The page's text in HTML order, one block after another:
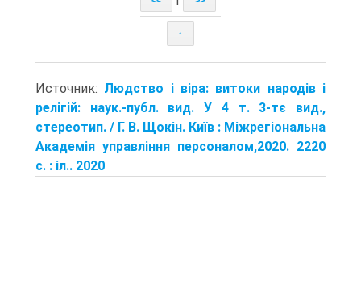
↑
Источник: Людство і віра: витоки народів і
релігій: наук.-публ. вид. У 4 т. 3-тє вид.,
стереотип. / Г. В. Щокін. Київ : Міжрегіональна
Академія управління персоналом,2020. 2220
с. : іл.. 2020